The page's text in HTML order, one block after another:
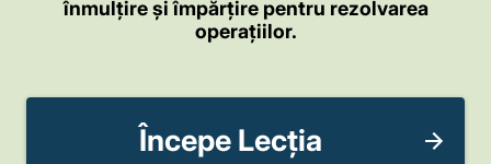
înmulțire și împărțire pentru rezolvarea
operațiilor.
Începe Lecția